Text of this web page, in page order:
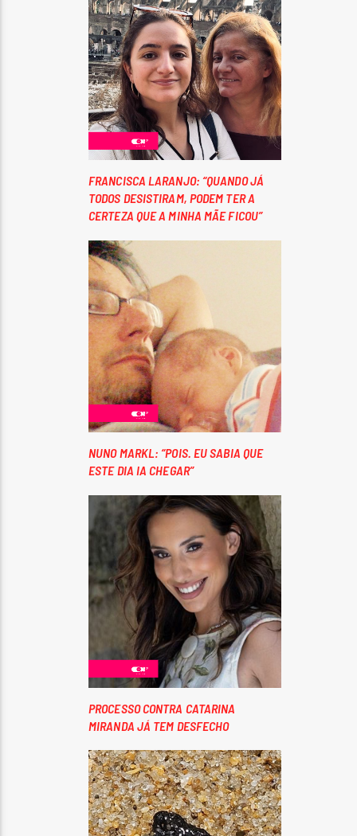
FRANCISCA LARANJO: “QUANDO JÁ
TODOS DESISTIRAM, PODEM TER A
CERTEZA QUE A MINHA MÃE FICOU”
NUNO MARKL: “POIS. EU SABIA QUE
ESTE DIA IA CHEGAR”
PROCESSO CONTRA CATARINA
MIRANDA JÁ TEM DESFECHO